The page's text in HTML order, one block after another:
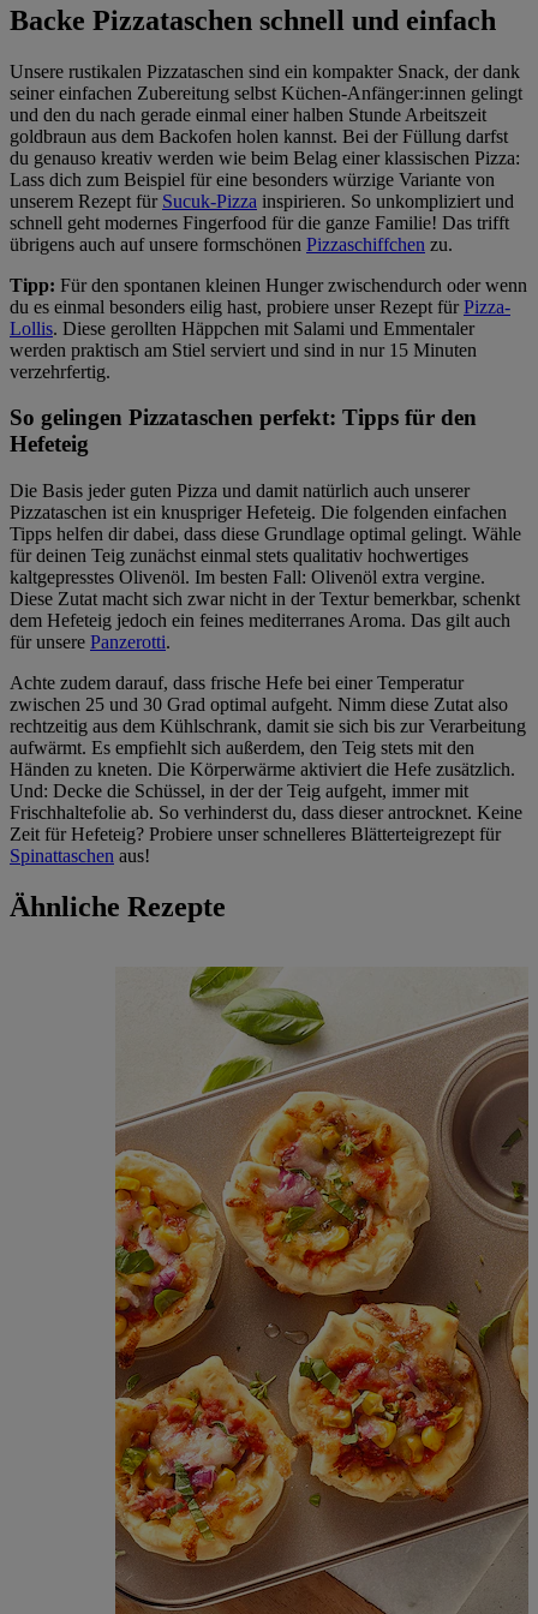
Backe Pizzataschen schnell und einfach
Unsere rustikalen Pizzataschen sind ein kompakter Snack, der dank
seiner einfachen Zubereitung selbst Küchen-Anfänger:innen gelingt
und den du nach gerade einmal einer halben Stunde Arbeitszeit
goldbraun aus dem Backofen holen kannst. Bei der Füllung darfst
du genauso kreativ werden wie beim Belag einer klassischen Pizza:
Lass dich zum Beispiel für eine besonders würzige Variante von
unserem Rezept für Sucuk-Pizza inspirieren. So unkompliziert und
schnell geht modernes Fingerfood für die ganze Familie! Das trifft
übrigens auch auf unsere formschönen Pizzaschiffchen zu.
Tipp: Für den spontanen kleinen Hunger zwischendurch oder wenn
du es einmal besonders eilig hast, probiere unser Rezept fürPizza-
Lollis. Diese gerollten Häppchen mit Salami und Emmentaler
werden praktisch am Stiel serviert und sind in nur 15 Minuten
verzehrfertig.
So gelingen Pizzataschen perfekt: Tipps für den
Hefeteig
Die Basis jeder guten Pizza und damit natürlich auch unserer
Pizzataschen ist ein knuspriger Hefeteig. Die folgenden einfachen
Tipps helfen dir dabei, dass diese Grundlage optimal gelingt. Wähle
für deinen Teig zunächst einmal stets qualitativ hochwertiges
kaltgepresstes Olivenöl. Im besten Fall: Olivenöl extra vergine.
Diese Zutat macht sich zwar nicht in der Textur bemerkbar, schenkt
dem Hefeteig jedoch ein feines mediterranes Aroma. Das gilt auch
für unsere Panzerotti.
Achte zudem darauf, dass frische Hefe bei einer Temperatur
zwischen 25 und 30 Grad optimal aufgeht. Nimm diese Zutat also
rechtzeitig aus dem Kühlschrank, damit sie sich bis zur Verarbeitung
aufwärmt. Es empfiehlt sich außerdem, den Teig stets mit den
Händen zu kneten. Die Körperwärme aktiviert die Hefe zusätzlich.
Und: Decke die Schüssel, in der der Teig aufgeht, immer mit
Frischhaltefolie ab. So verhinderst du, dass dieser antrocknet. Keine
Zeit für Hefeteig? Probiere unser schnelleres Blätterteigrezept für
Spinattaschen aus!
Ähnliche Rezepte